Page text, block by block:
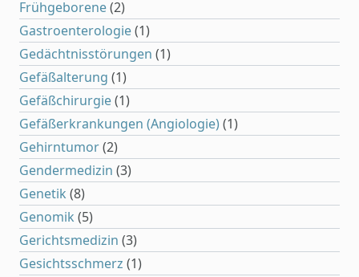
Frühgeborene(2)
Gastroenterologie(1)
Gedächtnisstörungen (1)
Gefäßalterung (1)
Gefäßchirurgie(1)
Gefäßerkrankungen (Angiologie)(1)
Gehirntumor(2)
Gendermedizin (3)
Genetik (8)
Genomik (5)
Gerichtsmedizin (3)
Gesichtsschmerz (1)